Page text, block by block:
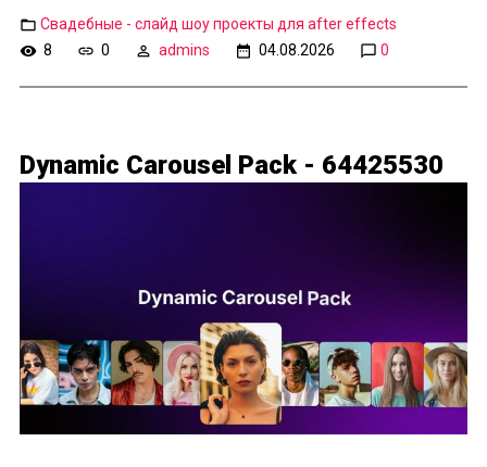
Свадебные - слайд шоу проекты для after effects
8
0 admins 04.08.2026 0
Dynamic Carousel Pack - 64425530